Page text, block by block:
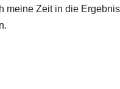
meine Zeit in die